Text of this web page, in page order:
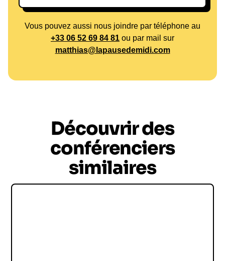
Vous pouvez aussi nous joindre par téléphone au
+33 06 52 69 84 81 ou par mail sur
matthias@lapausedemidi.com
Découvrir des
conférenciers
similaires